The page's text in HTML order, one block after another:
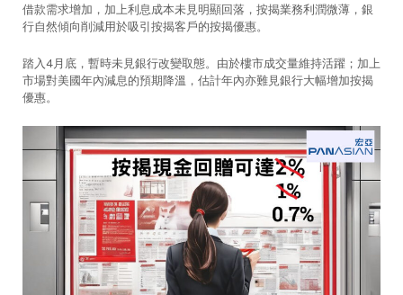
借款需求增加，加上利息成本未見明顯回落，按揭業務利潤微薄，銀
行自然傾向削減用於吸引按揭客戶的按揭優惠。
踏入4月底，暫時未見銀行改變取態。由於樓市成交量維持活躍；加上
市場對美國年內減息的預期降溫，估計年內亦難見銀行大幅增加按揭
優惠。